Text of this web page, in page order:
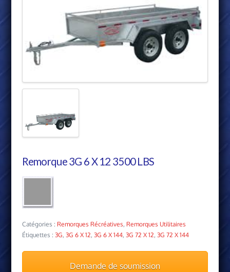
Remorque 3G 6 X 12 3500 LBS
Catégories : Remorques Récréatives, Remorques Utilitaires
Étiquettes : 3G, 3G 6 X 12, 3G 6 X 144, 3G 72 X 12, 3G 72 X 144
Demande de soumission